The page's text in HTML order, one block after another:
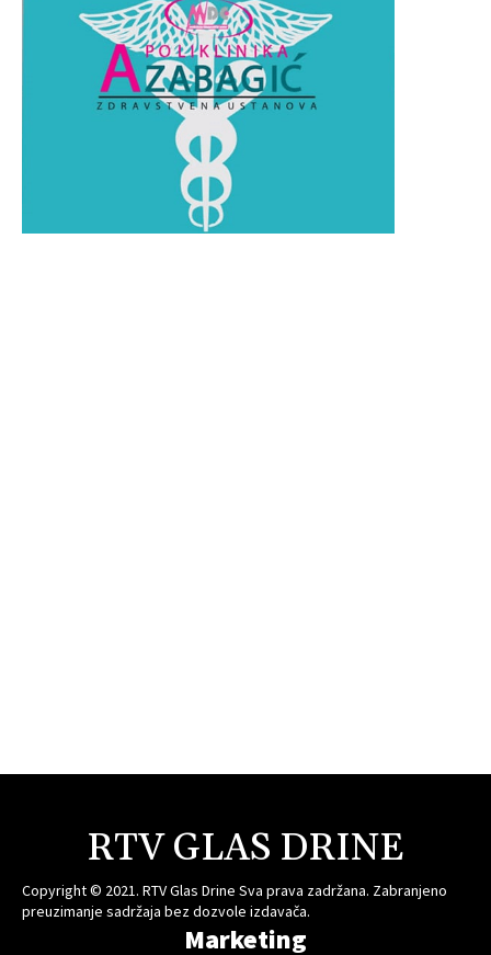
RTV GLAS DRINE
Copyright © 2021. RTV Glas Drine Sva prava zadržana. Zabranjeno
preuzimanje sadržaja bez dozvole izdavača.
Marketing